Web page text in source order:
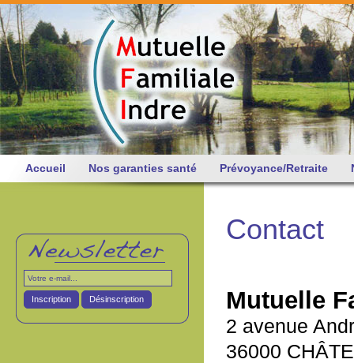
Accueil Nos garanties santé Prévoyance/Retraite
Inscription Désinscription
Contact
Mutuelle
2 avenue
36000